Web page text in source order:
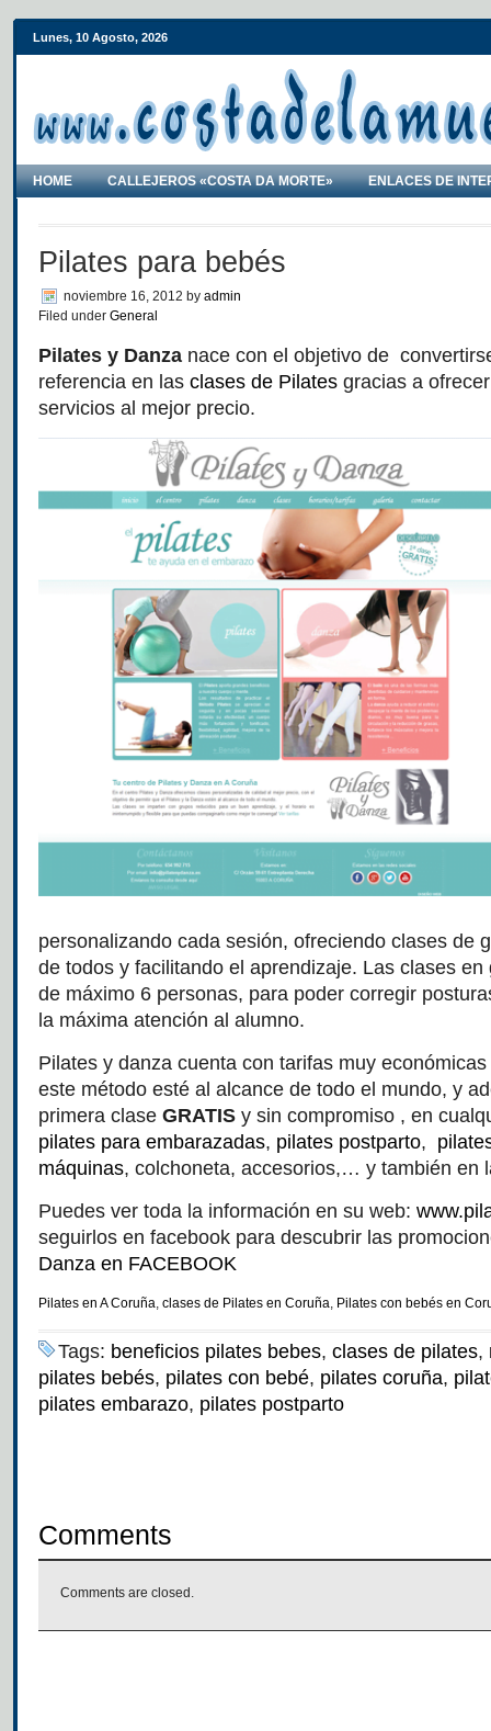
Lunes, 10 Agosto, 2026
HOME CALLEJEROS «COSTA DA MORTE» ENLACES DE
Pilates para bebés
noviembre 16, 2012 by admin
Filed under General
Pilates y Danza nace con el objetivo de
referencia en las clases de Pilates gracias a
servicios al mejor precio.
personalizando cada sesión, ofreciendo clases de
de todos y facilitando el aprendizaje. Las clases
de máximo 6 personas, para poder corregir
la máxima atención al alumno.
Pilates y danza cuenta con tarifas muy
este método esté al alcance de todo el mundo, y
primera clase GRATIS y sin compromiso , en
pilates para embarazadas, pilates postparto,
máquinas, colchoneta, accesorios,… y también en
Puedes ver toda la información en su web:
seguirlos en facebook para descubrir las
Danza en FACEBOOK
Pilates en A Coruña, clases de Pilates en Coruña, Pilates con bebés en
Tags: beneficios pilates bebes, clases de pilates,
pilates bebés, pilates con bebé, pilates coruña,
pilates embarazo, pilates postparto
Comments
Comments are closed.